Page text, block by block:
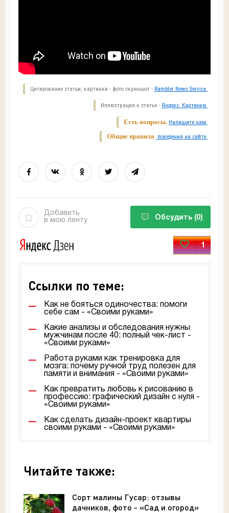
Цитирование статьи, картинки - фото скриншот - Rambler News Service.
Иллюстрация к статье - Яндекс. Картинки.
Есть вопросы. Напишите нам.
Общие правила поведения на сайте.
Добавить
в мою ленту
Обсудить (0)
1
Ссылки по теме:
Как не бояться одиночества: помоги
себе сам - «Своими руками»
Какие анализы и обследования нужны
мужчинам после 40: полный чек-лист -
«Своими руками»
Работа руками как тренировка для
мозга: почему ручной труд полезен для
памяти и внимания - «Своими руками»
Как превратить любовь к рисованию в
профессию: графический дизайн с нуля -
«Своими руками»
Как сделать дизайн-проект квартиры
своими руками - «Своими руками»
Читайте также:
Сорт малины Гусар: отзывы
дачников, фото - «Сад и огород»